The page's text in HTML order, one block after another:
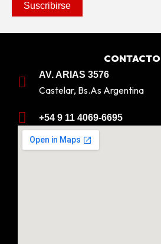
CONTACTO
AV. ARIAS 3576
Castelar, Bs.As Argentina
+54 9 11 4069-6695